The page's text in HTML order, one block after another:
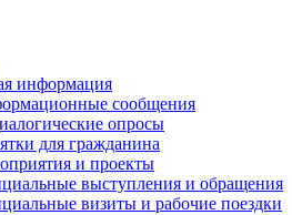
информация
сообщения
опросы
для гражданина
и проекты
выступления и обращения
визиты и рабочие поездки